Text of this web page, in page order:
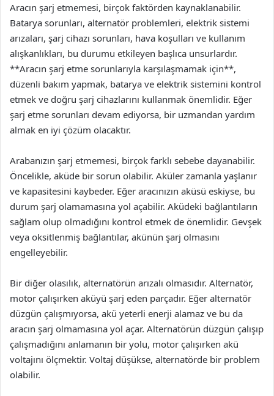
Aracın şarj etmemesi, birçok faktörden kaynaklanabilir.
Batarya sorunları, alternatör problemleri, elektrik sistemi
arızaları, şarj cihazı sorunları, hava koşulları ve kullanım
alışkanlıkları, bu durumu etkileyen başlıca unsurlardır.
**Aracın şarj etme sorunlarıyla karşılaşmamak için**,
düzenli bakım yapmak, batarya ve elektrik sistemini kontrol
etmek ve doğru şarj cihazlarını kullanmak önemlidir. Eğer
şarj etme sorunları devam ediyorsa, bir uzmandan yardım
almak en iyi çözüm olacaktır.
Arabanızın şarj etmemesi, birçok farklı sebebe dayanabilir.
Öncelikle, aküde bir sorun olabilir. Aküler zamanla yaşlanır
ve kapasitesini kaybeder. Eğer aracınızın aküsü eskiyse, bu
durum şarj olamamasına yol açabilir. Aküdeki bağlantıların
sağlam olup olmadığını kontrol etmek de önemlidir. Gevşek
veya oksitlenmiş bağlantılar, akünün şarj olmasını
engelleyebilir.
Bir diğer olasılık, alternatörün arızalı olmasıdır. Alternatör,
motor çalışırken aküyü şarj eden parçadır. Eğer alternatör
düzgün çalışmıyorsa, akü yeterli enerji alamaz ve bu da
aracın şarj olmamasına yol açar. Alternatörün düzgün çalışıp
çalışmadığını anlamanın bir yolu, motor çalışırken akü
voltajını ölçmektir. Voltaj düşükse, alternatörde bir problem
olabilir.